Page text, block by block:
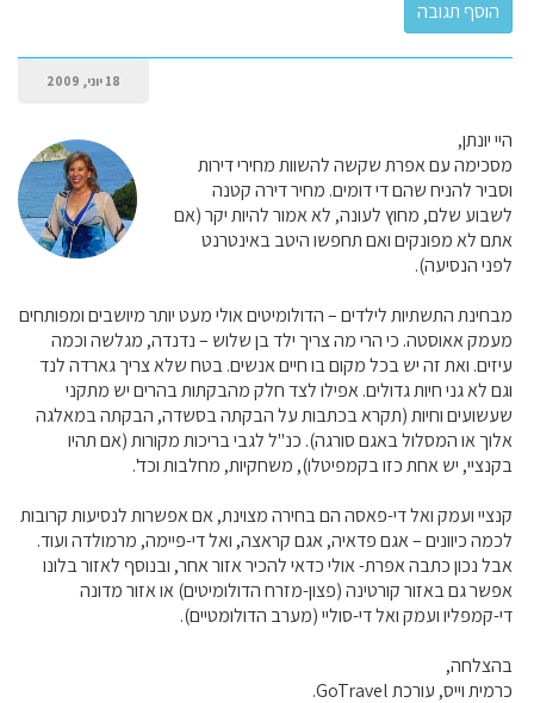
18 יוני, 2009
היי יונתן,
מסכימה עם אפרת שקשה להשוות מחירי דירות
וסביר להניח שהם די דומים. מחיר דירה קטנה
לשבוע שלם, מחוץ לעונה, לא אמור להיות יקר (אם
אתם לא מפונקים ואם תחפשו היטב באינטרנט
לפני הנסיעה).
מבחינת התשתיות לילדים – הדולומיטים אולי מעט יותר מיושבים ומפותחים
מעמק אאוסטה. כי הרי מה צריך ילד בן שלוש – נדנדה, מגלשה וכמה
עיזים. ואת זה יש בכל מקום בו חיים אנשים. בטח שלא צריך גארדה לנד
וגם לא גני חיות גדולים. אפילו לצד חלק מהבקתות בהרים יש מתקני
שעשועים וחיות (תקרא בכתבות על הבקתה בסשדה, הבקתה במאלגה
אלוך או המסלול באגם סורגה). כנ"ל לגבי בריכות מקורות (אם תהיו
בקנציי, יש אחת כזו בקמפיטלו), משחקיות, מחלבות וכד'.
קנציי ועמק ואל די-פאסה הם בחירה מצוינת, אם אפשרות לנסיעות קרובות
לכמה כיוונים – אגם פדאיה, אגם קראצה, ואל די-פיימה, מרמולדה ועוד.
אבל נכון כתבה אפרת- אולי כדאי להכיר אזור אחר, ובנוסף לאזור בלונו
אפשר גם באזור קורטינה (פצון-מזרח הדולומיטים) או אזור מדונה
די-קמפליו ועמק ואל די-סוליי (מערב הדולומטיים).
בהצלחה,
כרמית וייס, עורכת GoTravel.